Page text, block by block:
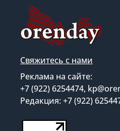
Свяжитесь с нами
Реклама на сайте:
+7 (922) 6254474,
Редакция: +7 (922)